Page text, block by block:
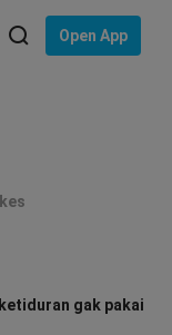
Open App
gak pakai